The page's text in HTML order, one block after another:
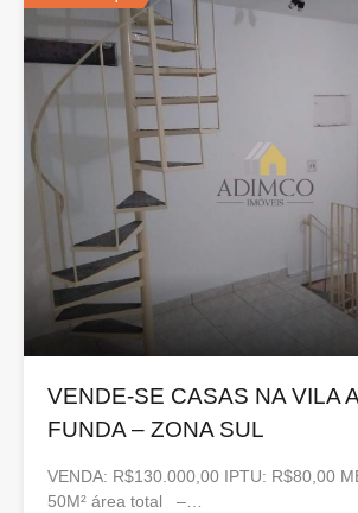
VENDE-SE CASAS NA VILA
FUNDA – ZONA SUL
VENDA: R$130.000,00 IPTU: R$80,00
50M² área total –…